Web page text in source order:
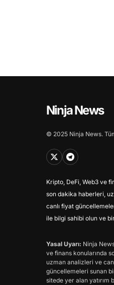
Ninja News
© 2025 Ninja News.
Kripto, DeFi, Web3 ve
son dakika haberleri,
canlı fiyat
ile bilgi sahibi olun ve
Yasal Uyarı: Ninja
ve finans konularında
uzman analizleri ve
güncellemeleri sunan
sitede yer alan yatırım